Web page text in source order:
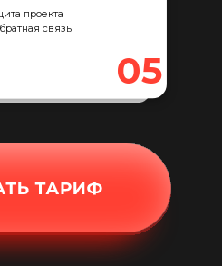
проекта
связь
05